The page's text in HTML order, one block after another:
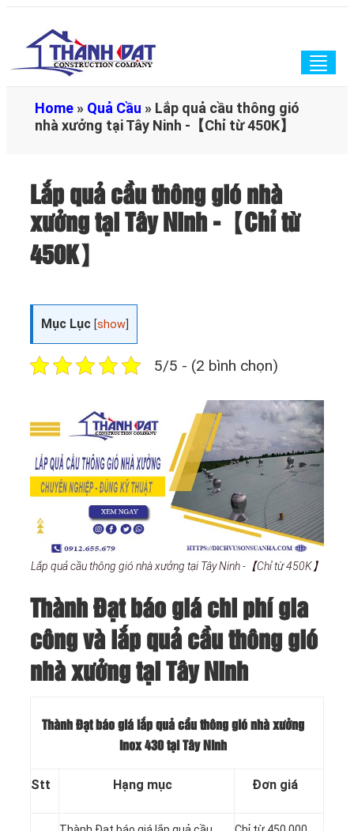
Home » Quả Cầu » Lắp quả cầu thông gió
nhà xưởng tại Tây Ninh -【Chỉ từ 450K】
Lắp quả cầu thông gió nhà
xưởng tại Tây Ninh -【Chỉ từ
450K】
Mục Lục [show
5/5 - (2 bình chọn)
Lắp quả cầu thông gió nhà xưởng tại Tây Ninh -【Chỉ từ 450K】
Thành Đạt báo giá chi phí gia
công và lắp quả cầu thông gió
nhà xưởng tại Tây Ninh
Thành Đạt báo giá lắp quả cầu thông gió nhà xưởng
Inox 430 tại Tây Ninh
Stt Hạng mục Đơn giá